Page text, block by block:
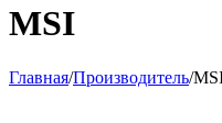
MSI
Главная/Производитель/